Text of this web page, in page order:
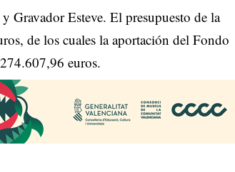
Gravador Esteve. El presupuesto de la
de los cuales la aportación del Fondo
euros.